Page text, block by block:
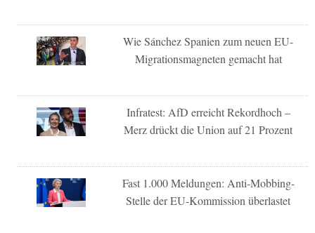
Wie Sánchez Spanien zum neuen EU-
Migrationsmagneten gemacht hat
Infratest: AfD erreicht Rekordhoch –
Merz drückt die Union auf 21 Prozent
Fast 1.000 Meldungen: Anti-Mobbing-
Stelle der EU-Kommission überlastet